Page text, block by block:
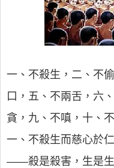
一、不殺生，二、不
口，五、不兩舌，六
貪，九、不嗔，十、
一、不殺生而慈心於仁
——殺是殺害，生是生